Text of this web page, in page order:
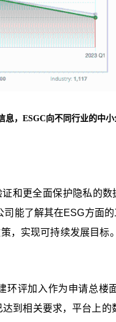
，ESGC向不同行业的中
和更全面保护隐私的
司能了解其在ESG方面
，实现可持续发展目
环评加入作为申请总
到相关要求，平台上